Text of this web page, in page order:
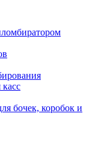
бочек, коробок и